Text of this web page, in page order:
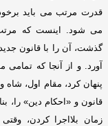
قدرت مرتب می باید برخود
می شود
اینست که
گذشت، آن را با قانون
آورد
.و از آنجا که تمامی
پنهان کرد، مقام اول، شاه
قانون و «احکام دین»را،
زمان بلااجرا کردن،